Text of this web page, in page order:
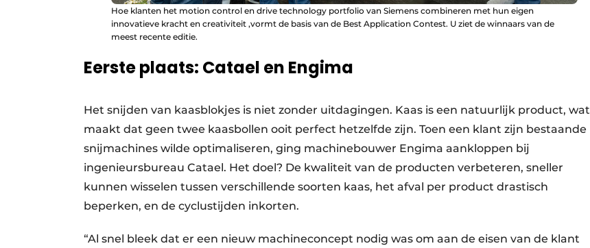
Hoe klanten het motion control en drive technology portfolio van Siemens combineren met hun eigen
innovatieve kracht en creativiteit ,vormt de basis van de Best Application Contest. U ziet de winnaars van de
meest recente editie.
Eerste plaats: Catael en Engima
Het snijden van kaasblokjes is niet zonder uitdagingen. Kaas is een natuurlijk product, wat
maakt dat geen twee kaasbollen ooit perfect hetzelfde zijn. Toen een klant zijn bestaande
snijmachines wilde optimaliseren, ging machinebouwer Engima aankloppen bij
ingenieursbureau Catael. Het doel? De kwaliteit van de producten verbeteren, sneller
kunnen wisselen tussen verschillende soorten kaas, het afval per product drastisch
beperken, en de cyclustijden inkorten.
“Al snel bleek dat er een nieuw machineconcept nodig was om aan de eisen van de klant